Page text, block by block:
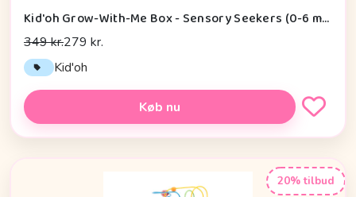
Kid'oh Grow-With-Me Box - Sensory Seekers (0-6 mdr.)
349 kr.279 kr.
Kid'oh
Køb nu
20% tilbud